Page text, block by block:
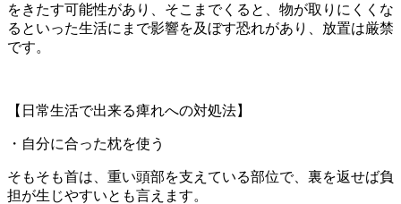
をきたす可能性があり、そこまでくると、物が取りにくくな
るといった生活にまで影響を及ぼす恐れがあり、放置は厳禁
です。
【日常生活で出来る痺れへの対処法】
・自分に合った枕を使う
そもそも首は、重い頭部を支えている部位で、裏を返せば負
担が生じやすいとも言えます。